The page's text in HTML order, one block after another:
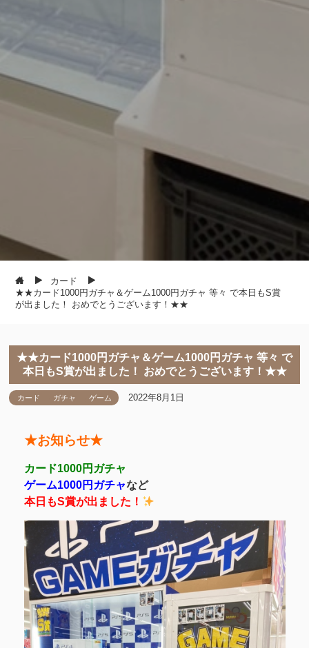
カード
★★カード1000円ガチャ＆ゲーム1000円ガチャ 等々 で本日もS賞
が出ました！ おめでとうございます！★★
★★カード1000円ガチャ＆ゲーム1000円ガチャ 等々 で
本日もS賞が出ました！ おめでとうございます！★★
カード ガチャ ゲーム 2022年8月1日
★お知らせ★
カード1000円ガチャ
ゲーム1000円ガチャなど
本日もS賞が出ました！